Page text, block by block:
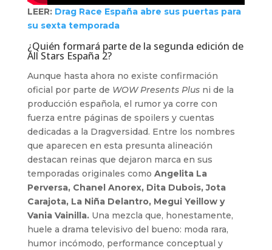
LEER: Drag Race España abre sus puertas para
su sexta temporada
¿Quién formará parte de la segunda edición de
All Stars España 2?
Aunque hasta ahora no existe confirmación
oficial por parte de WOW Presents Plusni de la
producción española, el rumor ya corre con
fuerza entre páginas de spoilers y cuentas
dedicadas a la Dragversidad. Entre los nombres
que aparecen en esta presunta alineación
destacan reinas que dejaron marca en sus
temporadas originales como Angelita La
Perversa, Chanel Anorex, Dita Dubois, Jota
Carajota, La Niña Delantro, Megui Yeillow y
Vania Vainilla.Una mezcla que, honestamente,
huele a drama televisivo del bueno: moda rara,
humor incómodo, performance conceptual y